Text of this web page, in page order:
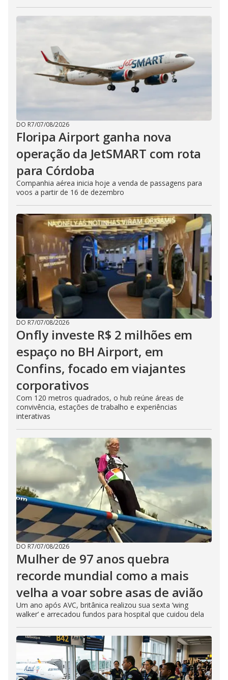
DO R7/07/08/2026
Floripa Airport ganha nova
operação da JetSMART com rota
para Córdoba
Companhia aérea inicia hoje a venda de passagens para
voos a partir de 16 de dezembro
DO R7/07/08/2026
Onfly investe R$ 2 milhões em
espaço no BH Airport, em
Confins, focado em viajantes
corporativos
Com 120 metros quadrados, o hub reúne áreas de
convivência, estações de trabalho e experiências
interativas
DO R7/07/08/2026
Mulher de 97 anos quebra
recorde mundial como a mais
velha a voar sobre asas de avião
Um ano após AVC, britânica realizou sua sexta ‘wing
walker’ e arrecadou fundos para hospital que cuidou dela